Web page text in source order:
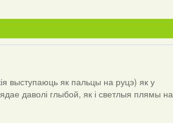
выступаюць як пальцы на руцэ) як у
даволі глыбой, як і светлыя плямы на